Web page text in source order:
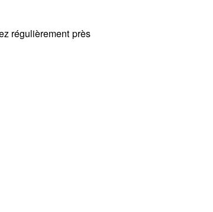
régulièrement près